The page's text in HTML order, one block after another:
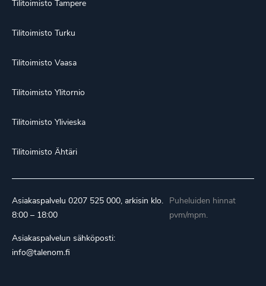
Tilitoimisto Tampere
Tilitoimisto Turku
Tilitoimisto Vaasa
Tilitoimisto Ylitornio
Tilitoimisto Ylivieska
Tilitoimisto Ähtäri
Asiakaspalvelu 0207 525 000, arkisin klo.
8:00 – 18:00
Asiakaspalvelun sähköposti:
info@talenom.fi
Puheluiden hinnat
pvm/mpm.